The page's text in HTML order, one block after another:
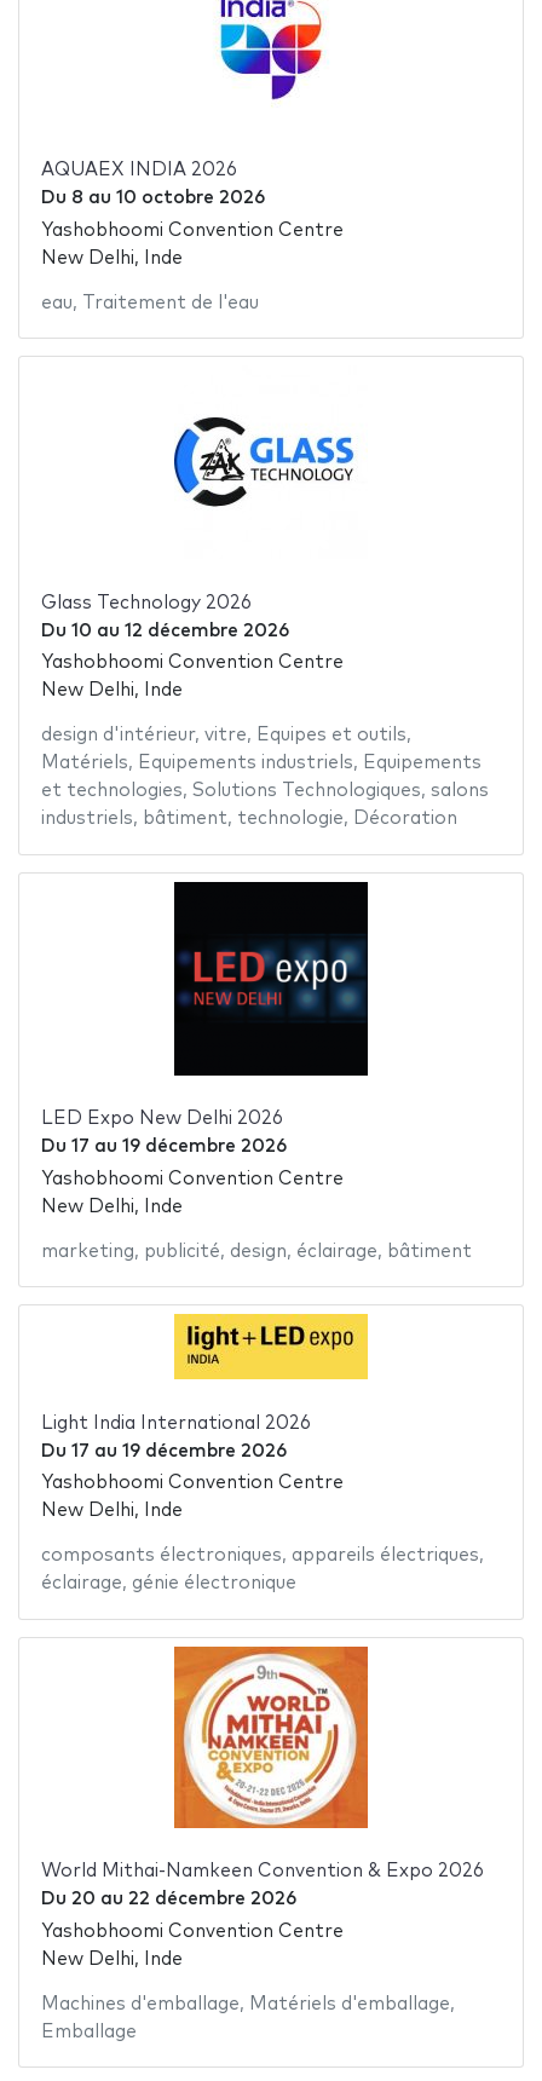
AQUAEX INDIA 2026
Du 8 au 10 octobre 2026
Yashobhoomi Convention Centre
New Delhi, Inde
eau, Traitement de l'eau
Glass Technology 2026
Du 10 au 12 décembre 2026
Yashobhoomi Convention Centre
New Delhi, Inde
design d'intérieur, vitre, Equipes et outils,
Matériels, Equipements industriels, Equipements
et technologies, Solutions Technologiques, salons
industriels, bâtiment, technologie, Décoration
LED Expo New Delhi 2026
Du 17 au 19 décembre 2026
Yashobhoomi Convention Centre
New Delhi, Inde
marketing, publicité, design, éclairage, bâtiment
Light India International 2026
Du 17 au 19 décembre 2026
Yashobhoomi Convention Centre
New Delhi, Inde
composants électroniques, appareils électriques,
éclairage, génie électronique
World Mithai-Namkeen Convention & Expo 2026
Du 20 au 22 décembre 2026
Yashobhoomi Convention Centre
New Delhi, Inde
Machines d'emballage, Matériels d'emballage,
Emballage